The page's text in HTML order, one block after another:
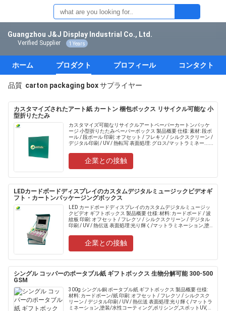
Guangzhou J&J Display Industrial Co., Ltd.
Verified Supplier 1 Years
ホーム プロダクト プロフィール コンタクト
品質 carton packaging boxサプライヤー
カスタマイズされたアート紙 カートン 梱包ボックス リサイクル可能な 小
型折りたたみ
カスタマイズ可能なリサイクルアートペーパーカートンパッケ
ージ 小型折りたたみペーパーボックス 製品概要 仕様: 素材: 段ボ
ール / 段ボール 印刷: オフセット / フレキソ / シルクスクリーン /
デジタル印刷 / UV / 熱転写 表面処理: グロス/マットラミネー......
企業との接触
LEDカードボードディスプレイのカスタムデジタルミュージックビデオギ
フト・カートンパッケージングボックス
LED カードボードディスプレイのカスタムデジタルミュージッ
クビデオ ギフトボックス 製品概要 仕様: 材料: カードボード / 波
紋板 印刷: オフセット / フレクソ / シルクスクリーン / デジタル
印刷 / UV / 熱伝送 表面処理:光り輝く/マットラミネーション,塗
企業との接触
シングル コッパーのポータブル紙 ギフトボックス 生物分解可能 300-500
GSM
300g シングル銅 ポータブル紙 ギフトボックス 製品概要 仕様:
材料: カードボーン/紙 印刷: オフセット / フレクソ / シルクスク
リーン / デジタル印刷 / UV / 熱伝送 表面処理:光り輝く/マットラ
ミネーション,塗装/水性コーティング,ポリシング,スポットUV, 彫